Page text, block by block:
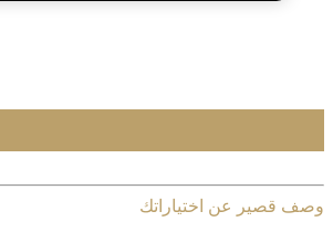
وصف قصير عن اختياراتك